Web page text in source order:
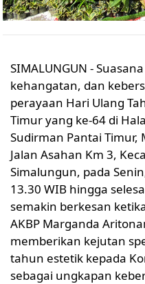
SIMALUNGUN -
kehangatan, dan
perayaan Hari Ulang
Timur yang ke-64 di
Sudirman Pantai Timur,
Jalan Asahan Km 3,
Simalungun, pada
13.30 WIB hingga
semakin berkesan
AKBP Marganda
memberikan kejutan
tahun estetik kepada
sebagai ungkapan